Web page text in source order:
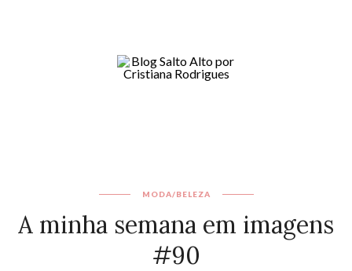
MODA/BELEZA
A minha semana em imagens
#90